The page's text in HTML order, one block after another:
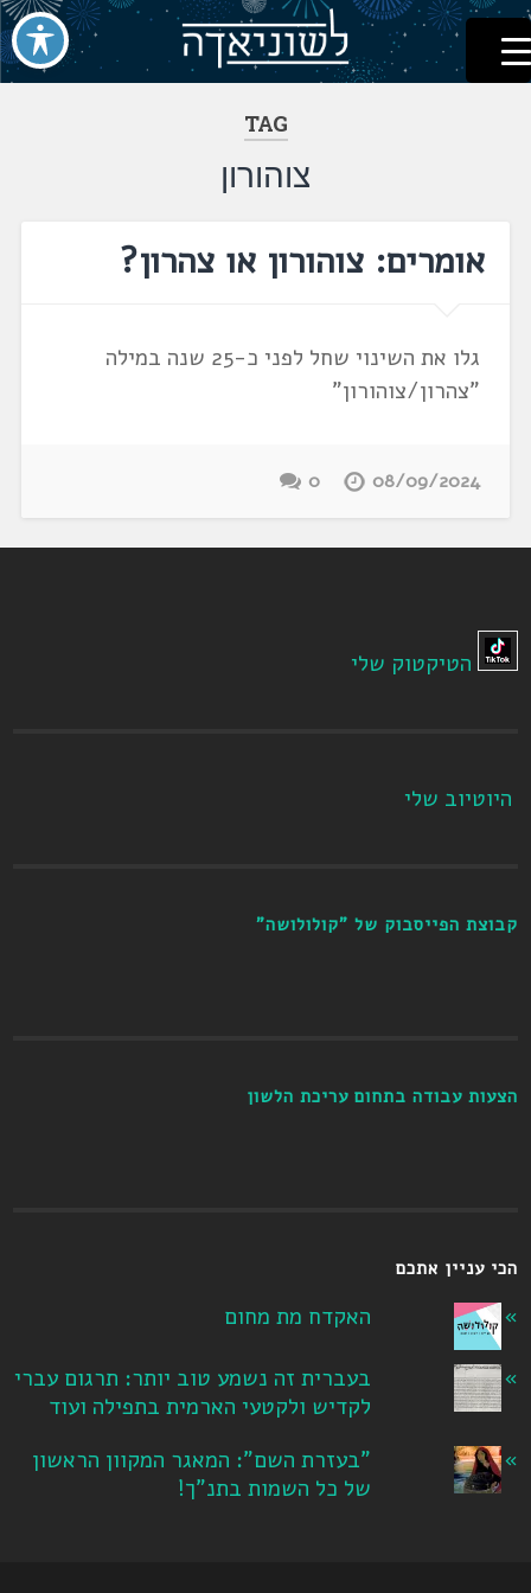
דלג
לתוכן
לשוניאדה
עברית. לשון. שפה
TAG
צוהורון
אומרים: צוהורון או צהרון?
גלו את השינוי שחל לפני כ-25 שנה במילה
"צהרון/צוהורון"
08/09/2024
0
הטיקטוק שלי
היוטיוב שלי
קבוצת הפייסבוק של "קולולושה"
הצעות עבודה בתחום עריכת הלשון
הכי עניין אתכם
האקדח מת מחום
בעברית זה נשמע טוב יותר: תרגום עברי
לקדיש ולקטעי הארמית בתפילה ועוד
"בעזרת השם": המאגר המקוון הראשון
של כל השמות בתנ"ך!